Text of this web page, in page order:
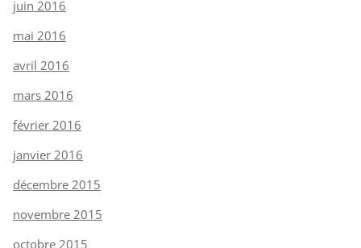
juin 2016
mai 2016
avril 2016
mars 2016
février 2016
janvier 2016
décembre 2015
novembre 2015
octobre 2015